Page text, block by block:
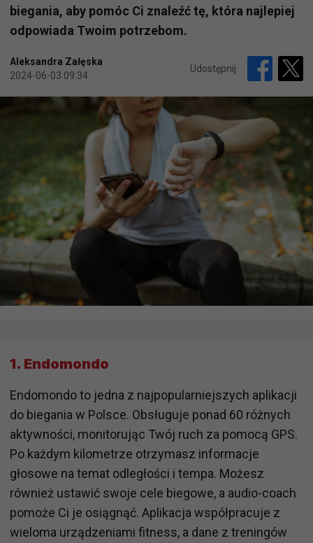
biegania, aby pomóc Ci znaleźć tę, która najlepiej
odpowiada Twoim potrzebom.
Aleksandra Załęska
2024-06-03 09:34
Udostępnij
1. Endomondo
Endomondo to jedna z najpopularniejszych aplikacji
do biegania w Polsce. Obsługuje ponad 60 różnych
aktywności, monitorując Twój ruch za pomocą GPS.
Po każdym kilometrze otrzymasz informacje
głosowe na temat odległości i tempa. Możesz
również ustawić swoje cele biegowe, a audio-coach
pomoże Ci je osiągnąć. Aplikacja współpracuje z
wieloma urządzeniami fitness, a dane z treningów